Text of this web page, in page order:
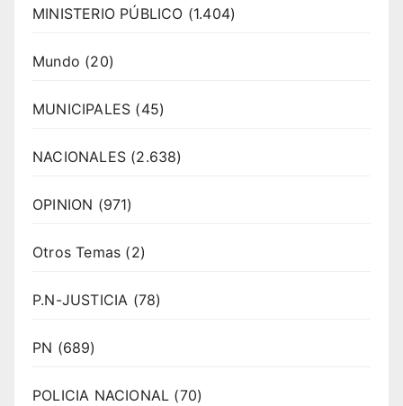
MINISTERIO PÚBLICO (1.404)
Mundo (20)
MUNICIPALES (45)
NACIONALES (2.638)
OPINION (971)
Otros Temas (2)
P.N-JUSTICIA (78)
PN (689)
POLICIA NACIONAL (70)